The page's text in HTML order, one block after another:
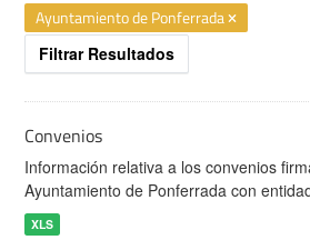
Ayuntamiento de Ponferrada
Filtrar Resultados
Convenios
Información relativa a los convenios
Ayuntamiento de Ponferrada con
XLS